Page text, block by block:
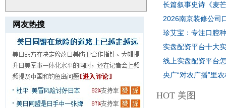
网友热搜
[国内新闻]
长篇叙事史诗《麦
2026南京装修公司
热[国内新闻]
珍艾宝：专注口腔
实盘配资平台十大
[国内新闻]
线上实盘配资平台
[国内新闻]
央广“对农广播”里
内新闻]
HOT 美图